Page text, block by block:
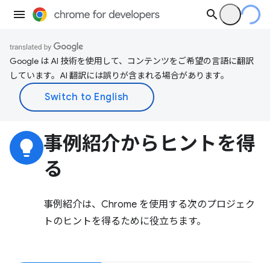
Google は AI 技術を使用して、コンテンツをご希望の言語に翻訳
しています。AI 翻訳には誤りが含まれる場合があります。
lightbulb 事例紹介からヒントを得
る
事例紹介は、Chrome を使用する次のプロジェク
トのヒントを得るために役立ちます。